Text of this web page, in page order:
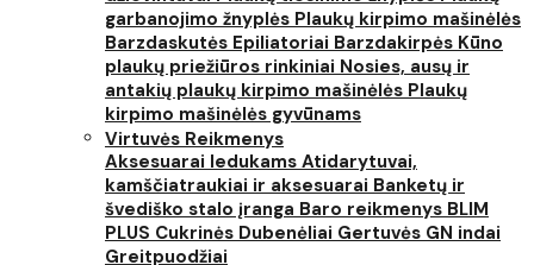
garbanojimo žnyplės Plaukų kirpimo mašinėlės
Barzdaskutės Epiliatoriai Barzdakirpės Kūno
plaukų priežiūros rinkiniai Nosies, ausų ir
antakių plaukų kirpimo mašinėlės Plaukų
kirpimo mašinėlės gyvūnams
Virtuvės Reikmenys
Aksesuarai ledukams Atidarytuvai,
kamščiatraukiai ir aksesuarai Banketų ir
švediško stalo įranga Baro reikmenys BLIM
PLUS Cukrinės Dubenėliai Gertuvės GN indai
Greitpuodžiai